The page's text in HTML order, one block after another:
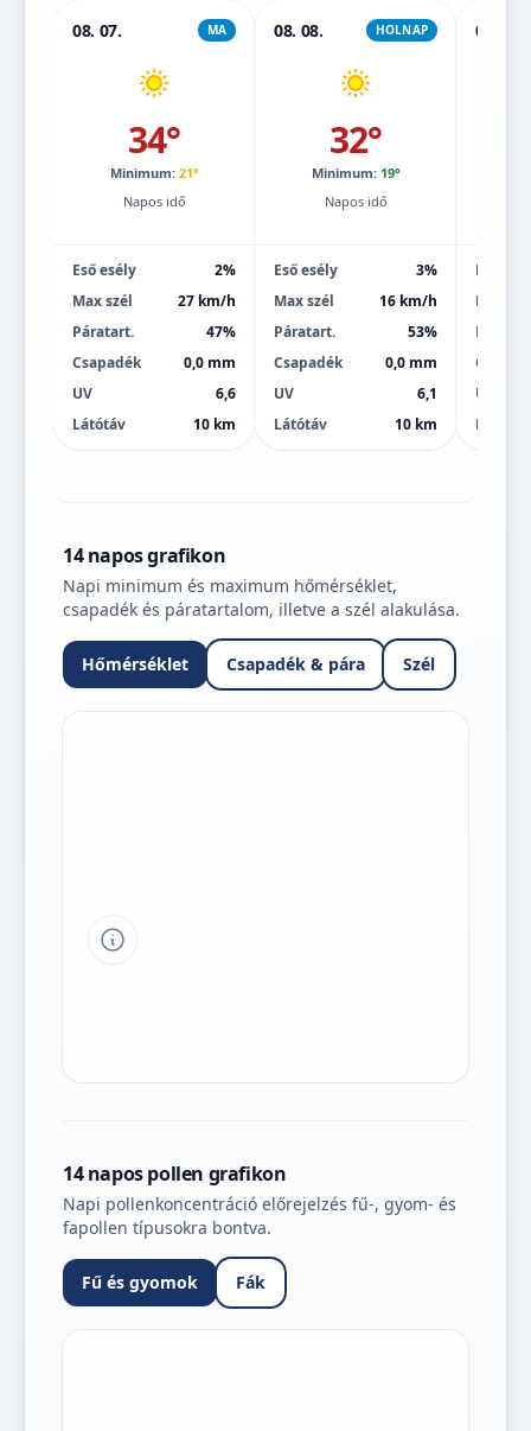
08. 07. MA
34°
Minimum: 21°
Napos idő
Eső esély
2%
Max szél
27 km/h
Páratart.
47%
Csapadék
0,0 mm
UV
6,6
Látótáv
10 km
08. 08. HOLNAP
32°
Minimum: 19°
Napos idő
Eső esély
3%
Max szél
16 km/h
Páratart.
53%
Csapadék
0,0 mm
UV
6,1
Látótáv
10 km
08. 09.
Eső
Max
UV
Látótáv
14 napos grafikon
Napi minimum és maximum hőmérséklet,
csapadék és páratartalom, illetve a szél alakulása.
Hőmérséklet Csapadék & pára Szél
Tipp a grafikon jelmagyarázatához
14 napos pollen grafikon
Napi pollenkoncentráció előrejelzés fű-, gyom- és
fapollen típusokra bontva.
Fű és gyomok Fák